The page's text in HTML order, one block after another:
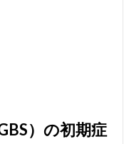
）の初期症